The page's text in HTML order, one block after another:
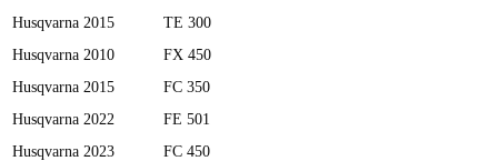
Husqvarna 2015
TE 300
Husqvarna 2010
FX 450
Husqvarna 2015
FC 350
Husqvarna 2022
FE 501
Husqvarna 2023
FC 450